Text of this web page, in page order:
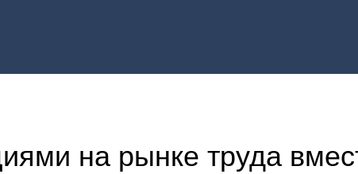
на рынке труда